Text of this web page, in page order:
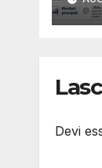
Devi